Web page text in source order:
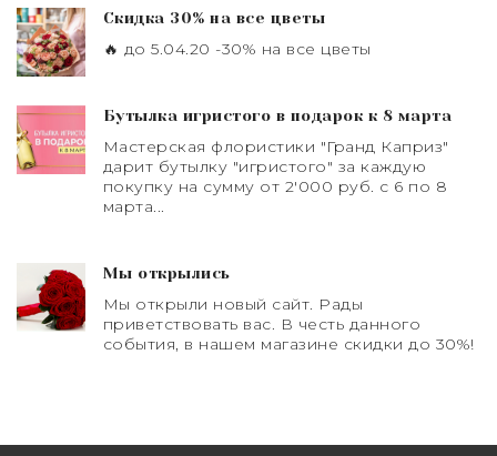
Скидка 30% на все цветы
🔥 до 5.04.20 -30% на все цветы
Бутылка игристого в подарок к 8 марта
Мастерская флористики "Гранд Каприз"
дарит бутылку "игристого" за каждую
покупку на сумму от 2'000 руб. с 6 по 8
марта...
Мы открылись
Мы открыли новый сайт. Рады
приветствовать вас. В честь данного
события, в нашем магазине скидки до 30%!